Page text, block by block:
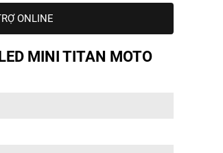
ONLINE
MINI TITAN MOTO